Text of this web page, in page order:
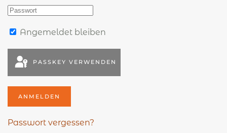
Angemeldet bleiben
PASSKEY VERWENDEN
ANMELDEN
Passwort vergessen?